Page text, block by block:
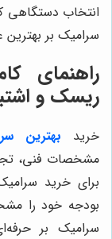
انتخاب دستگاهی
سرامیک بر بهترین
راهنمای
ریسک و
خرید بهترین
مشخصات فنی،
برای خرید
بودجه خود را
سرامیک بر